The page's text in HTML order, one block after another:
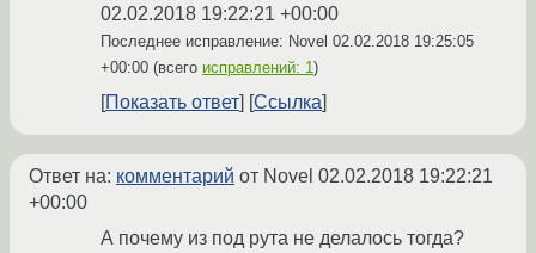
02.02.2018 19:22:21 +00:00
Последнее исправление: Novel 02.02.2018 19:25:05
+00:00 (всего исправлений: 1)
Показать ответ Ссылка
Ответ на: комментарий от Novel 02.02.2018 19:22:21
+00:00
А почему из под рута не делалось тогда?